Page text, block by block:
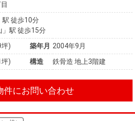
駅 徒歩10分
」駅 徒歩15分
坪) 築年月 2004年9月
坪) 構造 鉄骨造 地上3階建
件にお問い合わせ